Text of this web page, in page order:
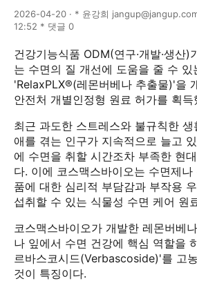
2026-04-20 · * 윤강희
12:52 * 댓글 0
건강기능식품 ODM(연구·개발·생산)
는 수면의 질 개선에 도움을 줄 수 있
'RelaxPLX®(레몬버베나 추출물)'을
안전처 개별인정형 원료 허가를 획
최근 과도한 스트레스와 불규칙한
애를 겪는 인구가 지속적으로 늘고
에 수면을 취할 시간조차 부족한 현
다. 이에 코스맥스바이오는 수면제
품에 대한 심리적 부담감과 부작용
섭취할 수 있는 식물성 수면 케어 원
코스맥스바이오가 개발한 레몬버베
나 잎에서 수면 건강에 핵심 역할을
르바스코시드(Verbascoside)'를 고
것이 특징이다.